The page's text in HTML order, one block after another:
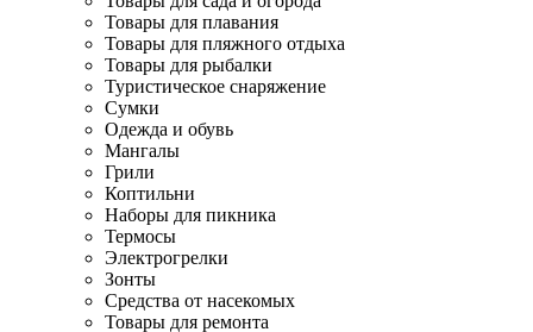
Товары для плавания
Товары для пляжного отдыха
Товары для рыбалки
Туристическое снаряжение
Сумки
Одежда и обувь
Мангалы
Грили
Коптильни
Наборы для пикника
Термосы
Электрогрелки
Зонты
Средства от насекомых
Товары для ремонта